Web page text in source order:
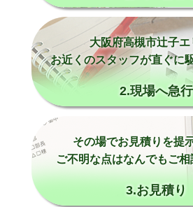
大阪府高槻市辻子エ
お近くのスタッフが直ぐに
2.現場へ急行
その場でお見積りを提
ご不明な点はなんでもご
3.お見積り